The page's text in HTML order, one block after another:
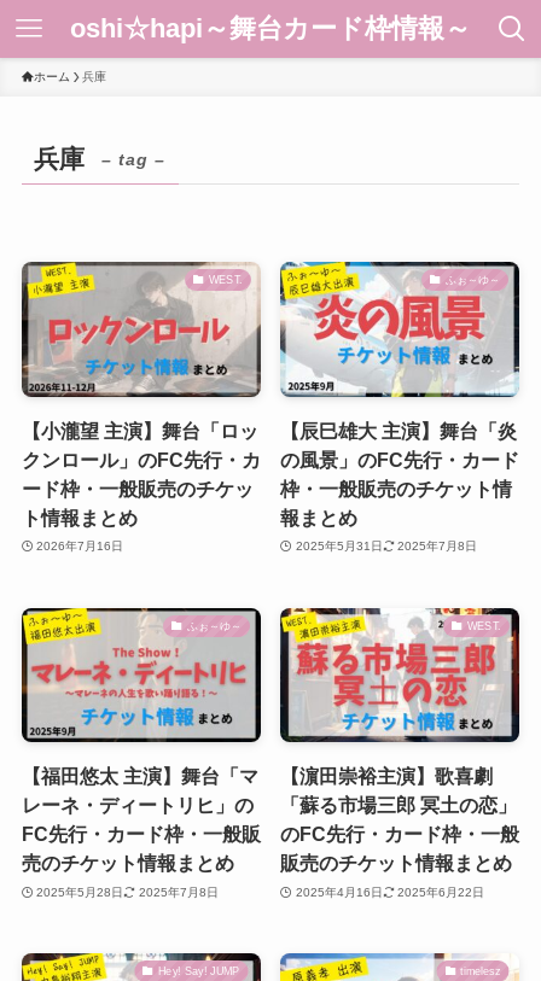
oshi☆hapi～舞台カード枠情報～
ホーム 兵庫
兵庫 – tag –
WEST.
【小瀧望 主演】舞台「ロッ
クンロール」のFC先行・カ
ード枠・一般販売のチケッ
ト情報まとめ
2026年7月16日
ふぉ～ゆ～
【辰巳雄大 主演】舞台「炎
の風景」のFC先行・カード
枠・一般販売のチケット情
報まとめ
2025年5月31日 2025年7月8日
ふぉ～ゆ～
【福田悠太 主演】舞台「マ
レーネ・ディートリヒ」の
FC先行・カード枠・一般販
売のチケット情報まとめ
2025年5月28日 2025年7月8日
WEST.
【濵田崇裕主演】歌喜劇
「蘇る市場三郎 冥⼟の恋」
のFC先行・カード枠・一般
販売のチケット情報まとめ
2025年4月16日 2025年6月22日
Hey! Say! JUMP timelesz